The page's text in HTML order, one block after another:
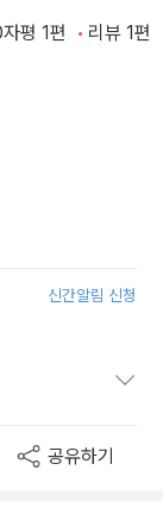
평 1편 리뷰 1편
신간알림 신청
공유하기